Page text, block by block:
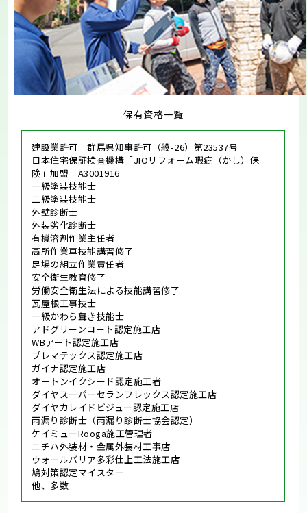
保有資格一覧
建設業許可 群馬県知事許可（般-26）第23537号
日本住宅保証検査機構「JIOリフォーム瑕疵（かし）保
険」加盟 A3001916
一級塗装技能士
二級塗装技能士
外壁診断士
外装劣化診断士
有機溶剤作業主任者
高所作業車技能講習修了
足場の組立作業責任者
安全衛生教育修了
労働安全衛生法による技能講習修了
瓦屋根工事技士
一級かわら葺き技能士
アドグリーンコート認定施工店
WBアート認定施工店
プレマテックス認定施工店
ガイナ認定施工店
オートンイクシード認定施工者
ダイヤスーパーセランフレックス認定施工店
ダイヤカレイドビジュー認定施工店
雨漏り診断士（雨漏り診断士協会認定）
ケイミューRooga施工管理者
ニチハ外装材・金属外装材工事店
ウォールバリア多彩仕上工法施工店
鳩対策認定マイスター
他、多数